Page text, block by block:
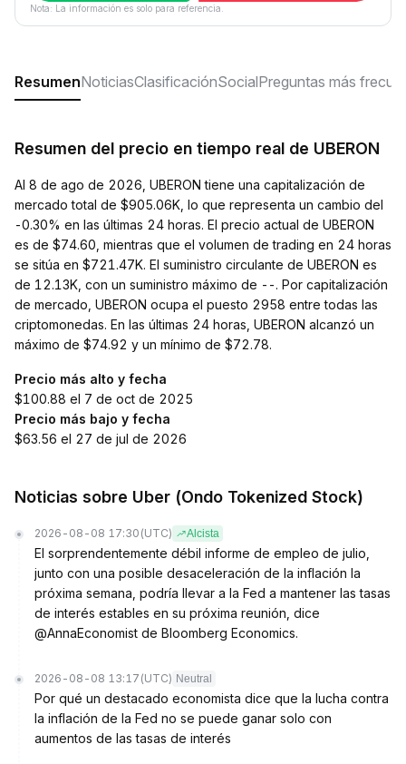
Nota: La información es solo para referencia.
ResumenNoticiasClasificaciónSocialPreguntas más
Resumen del precio en tiempo real de UBERON
Al 8 de ago de 2026, UBERON tiene una capitalización de
mercado total de $905.06K, lo que representa un cambio del
-0.30% en las últimas 24 horas. El precio actual de UBERON
es de $74.60, mientras que el volumen de trading en 24 horas
se sitúa en $721.47K. El suministro circulante de UBERON es
de 12.13K, con un suministro máximo de --. Por capitalización
de mercado, UBERON ocupa el puesto 2958 entre todas las
criptomonedas. En las últimas 24 horas, UBERON alcanzó un
máximo de $74.92 y un mínimo de $72.78.
Precio más alto y fecha
$100.88 el 7 de oct de 2025
Precio más bajo y fecha
$63.56 el 27 de jul de 2026
Noticias sobre Uber (Ondo Tokenized Stock)
2026-08-08 17:30 (UTC) Alcista
El sorprendentemente débil informe de empleo de julio,
junto con una posible desaceleración de la inflación la
próxima semana, podría llevar a la Fed a mantener las tasas
de interés estables en su próxima reunión, dice
@AnnaEconomist de Bloomberg Economics.
2026-08-08 13:17 (UTC) Neutral
Por qué un destacado economista dice que la lucha contra
la inflación de la Fed no se puede ganar solo con
aumentos de las tasas de interés